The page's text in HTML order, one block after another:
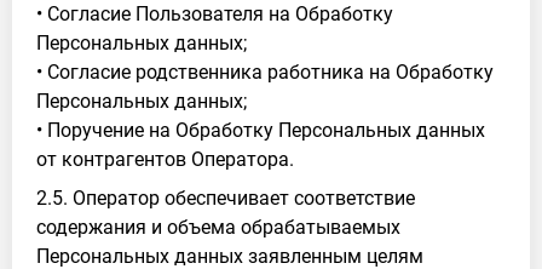
• Согласие Пользователя на Обработку
Персональных данных;
• Согласие родственника работника на Обработку
Персональных данных;
• Поручение на Обработку Персональных данных
от контрагентов Оператора.
2.5. Оператор обеспечивает соответствие
содержания и объема обрабатываемых
Персональных данных заявленным целям